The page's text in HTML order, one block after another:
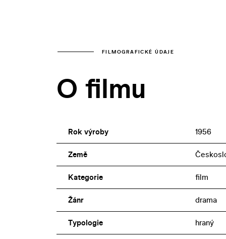
FILMOGRAFICKÉ ÚDAJE
O filmu
Rok výroby 1956
Země
Kategorie film
Žánr drama
Typologie hraný